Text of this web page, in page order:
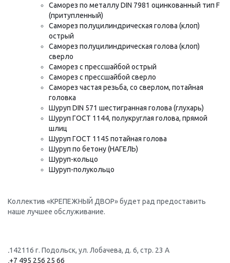
Саморез по металлу DIN 7981 оцинкованный тип F
(притупленный)
Саморез полуцилиндрическая голова (клоп)
острый
Саморез полуцилиндрическая голова (клоп)
сверло
Саморез с прессшайбой острый
Саморез с прессшайбой сверло
Саморез частая резьба, со сверлом, потайная
головка
Шуруп DIN 571 шестигранная голова (глухарь)
Шуруп ГОСТ 1144, полукруглая голова, прямой
шлиц
Шуруп ГОСТ 1145 потайная голова
Шуруп по бетону (НАГЕЛЬ)
Шуруп-кольцо
Шуруп-полукольцо
Коллектив «КРЕПЕЖНЫЙ ДВОР» будет рад предоставить
наше лучшее обслуживание.
.142116 г. Подольск, ул. Лобачева, д. 6, стр. 23 А
.+7 495 256 25 66